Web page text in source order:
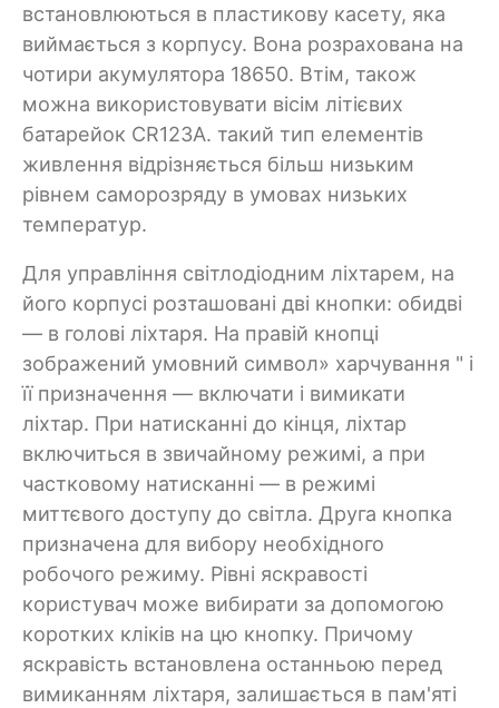
встановлюються в пластикову касету, яка
виймається з корпусу. Вона розрахована на
чотири акумулятора 18650. Втім, також
можна використовувати вісім літієвих
батарейок CR123A. такий тип елементів
живлення відрізняється більш низьким
рівнем саморозряду в умовах низьких
температур.
Для управління світлодіодним ліхтарем, на
його корпусі розташовані дві кнопки: обидві
— в голові ліхтаря. На правій кнопці
зображений умовний символ» харчування " і
її призначення — включати і вимикати
ліхтар. При натисканні до кінця, ліхтар
включиться в звичайному режимі, а при
частковому натисканні — в режимі
миттєвого доступу до світла. Друга кнопка
призначена для вибору необхідного
робочого режиму. Рівні яскравості
користувач може вибирати за допомогою
коротких кліків на цю кнопку. Причому
яскравість встановлена останньою перед
вимиканням ліхтаря, залишається в пам'яті